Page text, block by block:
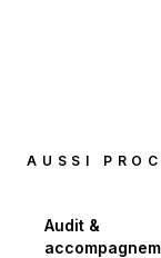
AUSSI
Audit &